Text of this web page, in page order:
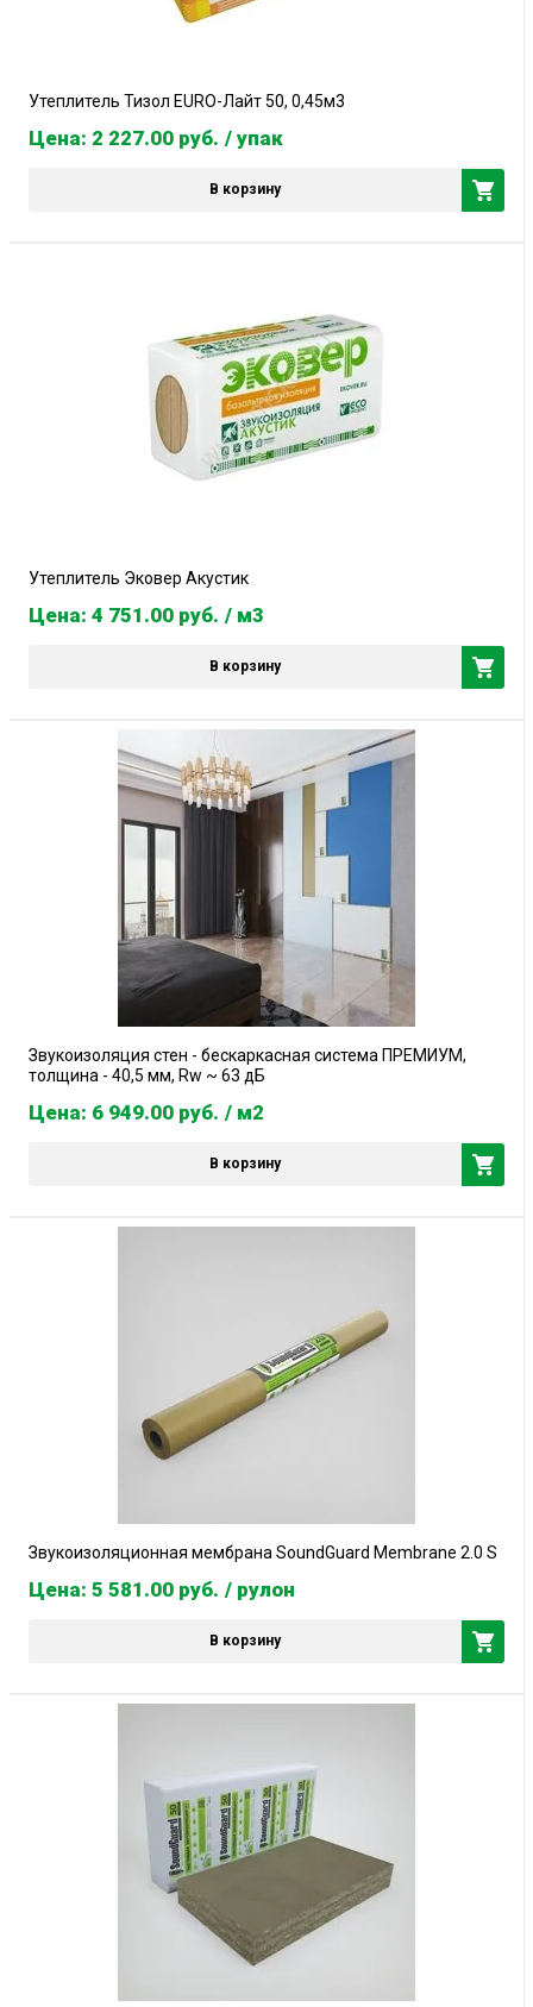
Утеплитель Тизол EURO-Лайт 50, 0,45м3
Цена: 2 227.00 руб. / упак
В корзину
Утеплитель Эковер Акустик
Цена: 4 751.00 руб. / м3
В корзину
Звукоизоляция стен - бескаркасная система ПРЕМИУМ,
толщина - 40,5 мм, Rw ~ 63 дБ
Цена: 6 949.00 руб. / м2
В корзину
Звукоизоляционная мембрана SoundGuard Membrane 2.0 S
Цена: 5 581.00 руб. / рулон
В корзину